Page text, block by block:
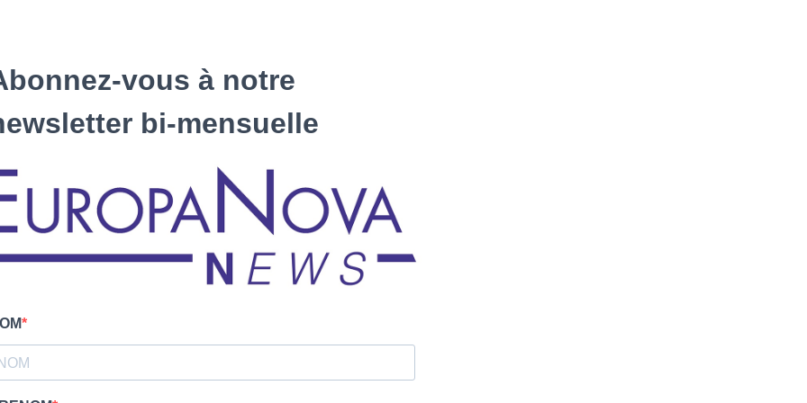
vous à notre
bi-mensuelle